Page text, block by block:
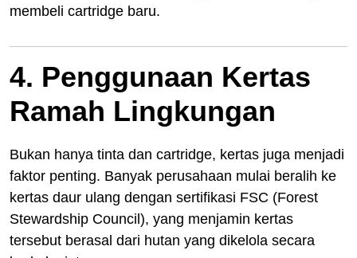
membeli cartridge baru.
4. Penggunaan Kertas
Ramah Lingkungan
Bukan hanya tinta dan cartridge, kertas juga menjadi
faktor penting. Banyak perusahaan mulai beralih ke
kertas daur ulang dengan sertifikasi FSC (Forest
Stewardship Council), yang menjamin kertas
tersebut berasal dari hutan yang dikelola secara